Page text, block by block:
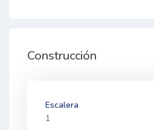
Construcción
Escalera
1